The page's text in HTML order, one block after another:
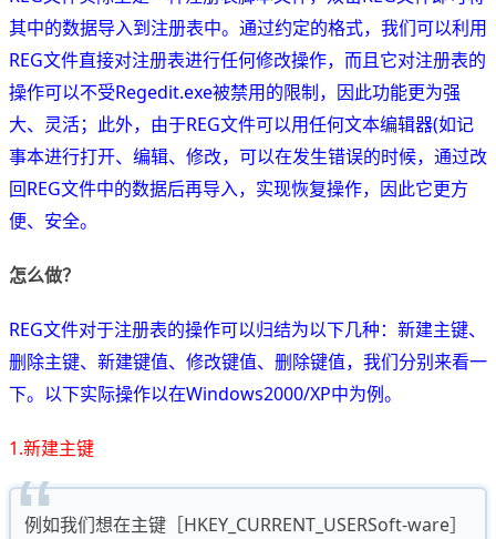
其中的数据导入到注册表中。通过约定的格式，我们可以利用
REG文件直接对注册表进行任何修改操作，而且它对注册表的
操作可以不受Regedit.exe被禁用的限制，因此功能更为强
大、灵活；此外，由于REG文件可以用任何文本编辑器(如记
事本进行打开、编辑、修改，可以在发生错误的时候，通过改
回REG文件中的数据后再导入，实现恢复操作，因此它更方
便、安全。
怎么做？
REG文件对于注册表的操作可以归结为以下几种：新建主键、
删除主键、新建键值、修改键值、删除键值，我们分别来看一
下。以下实际操作以在Windows2000/XP中为例。
1.新建主键
例如我们想在主键［HKEY_CURRENT_USERSoft-ware］